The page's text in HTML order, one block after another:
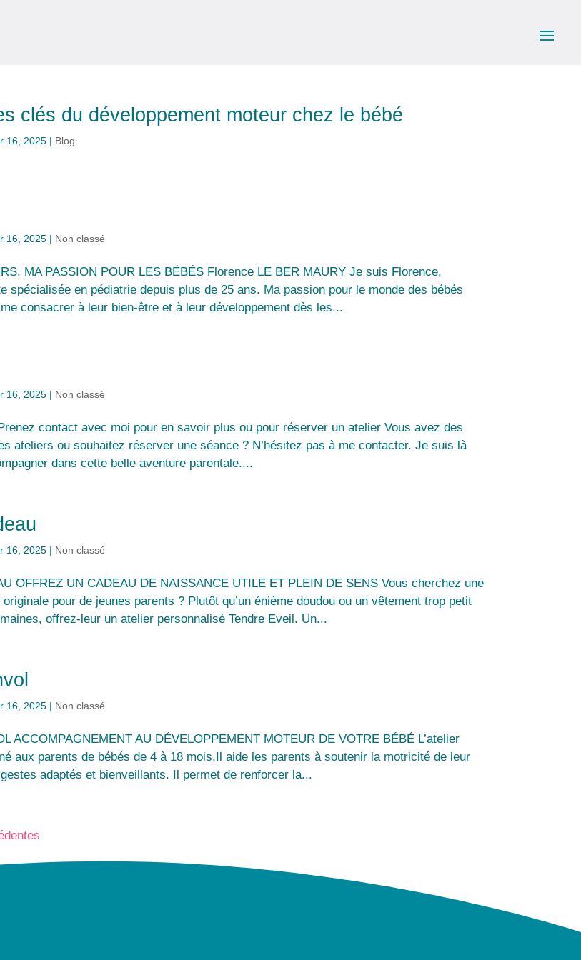
clés du développement moteur chez le bébé
16, 2025| Blog
16, 2025| Non classé
MA PASSION POUR LES BÉBÉS Florence LE BER MAURY Je suis Florence,
spécialisée en pédiatrie depuis plus de 25 ans. Ma passion pour le monde des bébés
me consacrer à leur bien-être et à leur développement dès les...
16, 2025| Non classé
contact avec moi pour en savoir plus ou pour réserver un atelier Vous avez des
ateliers ou souhaitez réserver une séance ? N’hésitez pas à me contacter. Je suis là
dans cette belle aventure parentale....
16, 2025| Non classé
OFFREZ UN CADEAU DE NAISSANCE UTILE ET PLEIN DE SENS Vous cherchez une
originale pour de jeunes parents ? Plutôt qu’un énième doudou ou un vêtement trop petit
offrez-leur un atelier personnalisé Tendre Eveil. Un...
16, 2025| Non classé
ACCOMPAGNEMENT AU DÉVELOPPEMENT MOTEUR DE VOTRE BÉBÉ L’atelier
aux parents de bébés de 4 à 18 mois.Il aide les parents à soutenir la motricité de leur
adaptés et bienveillants. Il permet de renforcer la...